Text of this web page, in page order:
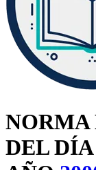
DEL DÍA